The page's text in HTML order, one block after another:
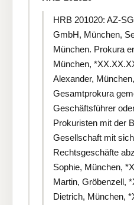
HRB 201020: AZ-
GmbH, München,
München. Prokura
München,
Alexander,
Gesamtprokura
Geschäftsführer
Prokuristen mit der
Gesellschaft mit
Rechtsgeschäfte
Sophie, München,
Martin, Gröbenzell,
Dietrich, München,